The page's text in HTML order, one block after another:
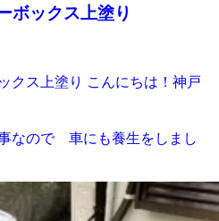
ボックス上塗り
クス上塗り こんにちは！神戸
。
なので 車にも養生をしまし